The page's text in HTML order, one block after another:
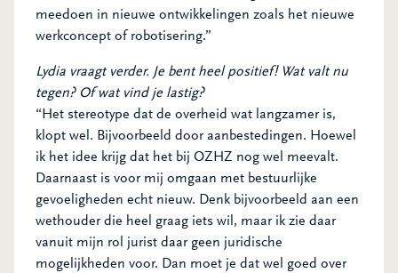
meedoen in nieuwe ontwikkelingen zoals het nieuwe
werkconcept of robotisering.”
Lydia vraagt verder. Je bent heel positief! Wat valt nu
tegen? Of wat vind je lastig?
“Het stereotype dat de overheid wat langzamer is,
klopt wel. Bijvoorbeeld door aanbestedingen. Hoewel
ik het idee krijg dat het bij OZHZ nog wel meevalt.
Daarnaast is voor mij omgaan met bestuurlijke
gevoeligheden echt nieuw. Denk bijvoorbeeld aan een
wethouder die heel graag iets wil, maar ik zie daar
vanuit mijn rol jurist daar geen juridische
mogelijkheden voor. Dan moet je dat wel goed over